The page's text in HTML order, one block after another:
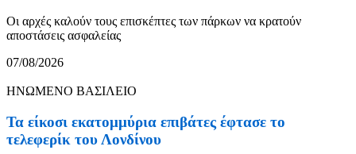
Οι αρχές καλούν τους επισκέπτες των πάρκων να κρατούν
αποστάσεις ασφαλείας
07/08/2026
ΗΝΩΜΕΝΟ ΒΑΣΙΛΕΙΟ
Τα είκοσι εκατομμύρια επιβάτες έφτασε το
τελεφερίκ του Λονδίνου